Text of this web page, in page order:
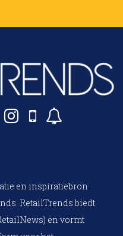
en inspiratiebron
RetailTrends biedt
en vormt